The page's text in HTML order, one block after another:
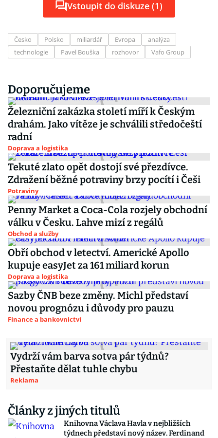
Vstoupit do diskuze (1)
Česko Polsko miliardář Evropa
analýza
technologie
Pavel Bouška rozhovor Vafo Group
Doporučujeme
Železniční zakázka století míří k Českým
drahám. Jako vítěze je schválili středočeští
radní
Doprava a logistika
Tekuté zlato opět dostojí své přezdívce.
Zdražení běžné potraviny brzy pocítí i Češi
Potraviny
Penny Market a Coca-Cola rozjely obchodní
válku v Česku. Lahve mizí z regálů
Obchod a služby
Obří obchod v letectví. Americké Apollo
kupuje easyJet za 161 miliard korun
Doprava a logistika
Sazby ČNB beze změny. Michl představí
novou prognózu i důvody pro pauzu
Finance a bankovnictví
Vydrží vám barva sotva pár týdnů?
Přestaňte dělat tuhle chybu
Reklama
Články z jiných titulů
Knihovna Václava Havla v nejbližších
týdnech představí nový název. Ferdinand